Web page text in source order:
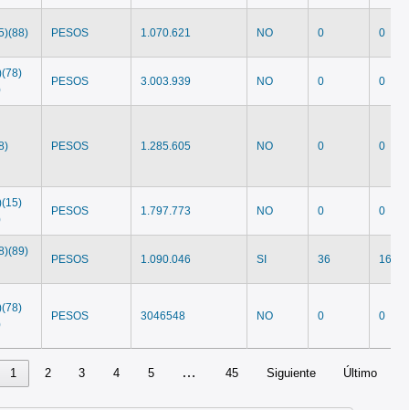
PESOS 1.070.621 NO 0 0
PESOS 3.003.939 NO 0 0
PESOS 1.285.605 NO 0 0
PESOS 1.797.773 NO 0 0
PESOS 1.090.046 SI 36
PESOS 3046548 NO 0 0
1 2 3 4 5 … 45 Siguiente Último